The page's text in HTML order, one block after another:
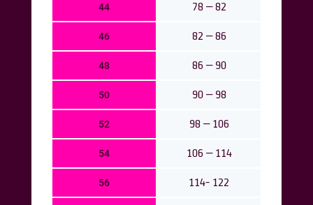
44
46
48
50
52
54
56
78 – 82
82 – 86
86 – 90
90 – 98
98 – 106
106 – 114
114- 122